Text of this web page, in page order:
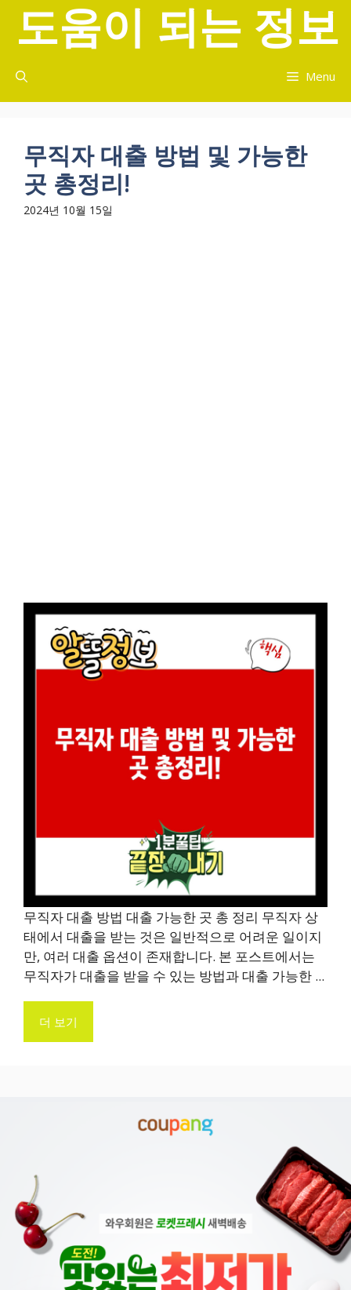
너
도움이 되는 정보
Menu
무직자 대출 방법 및 가능한
곳 총정리!
2024년 10월 15일
무직자 대출 방법 대출 가능한 곳 총 정리 무직자 상
태에서 대출을 받는 것은 일반적으로 어려운 일이지
만, 여러 대출 옵션이 존재합니다. 본 포스트에서는
무직자가 대출을 받을 수 있는 방법과 대출 가능한 ...
더 보기